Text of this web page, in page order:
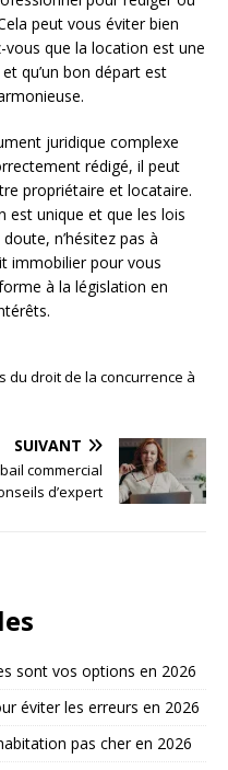
peut vous éviter bien
que la location est une
qu’un bon départ est
juridique complexe
rédigé, il peut
propriétaire et locataire.
est unique et que les lois
n’hésitez pas à
immobilier pour vous
à la législation en
du droit de la concurrence à
SUIVANT
commercial
d’expert
sont vos options en 2026
éviter les erreurs en 2026
pas cher en 2026